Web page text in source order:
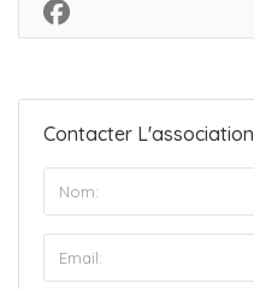
Contacter L'association